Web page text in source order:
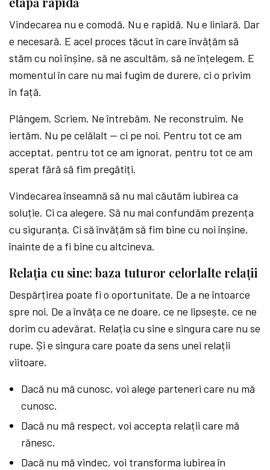
Vindecarea nu e comodă. Nu e rapidă. Nu e liniară. Dar
e necesară. E acel proces tăcut în care învățăm să
stăm cu noi înșine, să ne ascultăm, să ne înțelegem. E
momentul în care nu mai fugim de durere, ci o privim
în față.
Plângem. Scriem. Ne întrebăm. Ne reconstruim. Ne
iertăm. Nu pe celălalt — ci pe noi. Pentru tot ce am
acceptat, pentru tot ce am ignorat, pentru tot ce am
sperat fără să fim pregătiți.
Vindecarea înseamnă să nu mai căutăm iubirea ca
soluție. Ci ca alegere. Să nu mai confundăm prezența
cu siguranța. Ci să învățăm să fim bine cu noi înșine,
înainte de a fi bine cu altcineva.
Relația cu sine: baza tuturor celorlalte relații
Despărțirea poate fi o oportunitate. De a ne întoarce
spre noi. De a învăța ce ne doare, ce ne lipsește, ce ne
dorim cu adevărat. Relația cu sine e singura care nu se
rupe. Și e singura care poate da sens unei relații
viitoare.
Dacă nu mă cunosc, voi alege parteneri care nu mă
cunosc.
Dacă nu mă respect, voi accepta relații care mă
rănesc.
Dacă nu mă vindec, voi transforma iubirea în